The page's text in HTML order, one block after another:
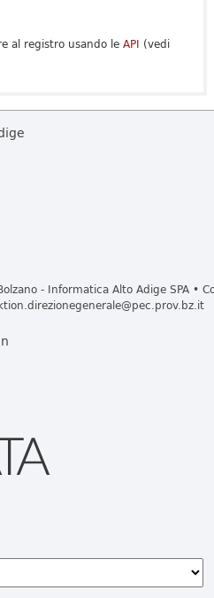
al registro usando le API (vedi
- Informatica Alto Adige SPA •